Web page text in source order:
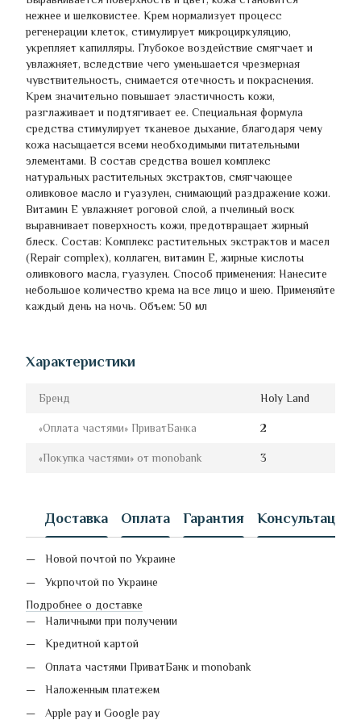
нежнее и шелковистее. Крем нормализует процесс
регенерации клеток, стимулирует микроциркуляцию,
укрепляет капилляры. Глубокое воздействие смягчает и
увлажняет, вследствие чего уменьшается чрезмерная
чувствительность, снимается отечность и покраснения.
Крем значительно повышает эластичность кожи,
разглаживает и подтягивает ее. Специальная формула
средства стимулирует тканевое дыхание, благодаря чему
кожа насыщается всеми необходимыми питательными
элементами. В состав средства вошел комплекс
натуральных растительных экстрактов, смягчающее
оливковое масло и гуазулен, снимающий раздражение кожи.
Витамин Е увлажняет роговой слой, а пчелиный воск
выравнивает поверхность кожи, предотвращает жирный
блеск. Состав: Комплекс растительных экстрактов и масел
(Repair complex), коллаген, витамин Е, жирные кислоты
оливкового масла, гуазулен. Способ применения: Нанесите
небольшое количество крема на все лицо и шею. Применяйте
каждый день на ночь. Объем: 50 мл
Характеристики
Бренд Holy Land
«Оплата частями» ПриватБанка 2
«Покупка частями» от monobank 3
Доставка Оплата Гарантия Консультация
Новой почтой по Украине
Укрпочтой по Украине
Подробнее о доставке
Наличными при получении
Кредитной картой
Оплата частями ПриватБанк и monobank
Наложенным платежем
Apple pay и Google pay